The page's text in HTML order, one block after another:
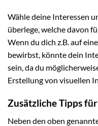
Wähle deine Interessen
überlege, welche davon
Wenn du dich z.B. auf
bewirbst, könnte dein
sein, da du
Erstellung von visuellen
Zusätzliche Tipps
Neben den oben